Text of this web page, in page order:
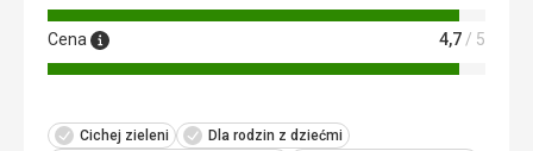
Cena 4,7 / 5
Cichej zieleni
Dla rodzin z dziećmi